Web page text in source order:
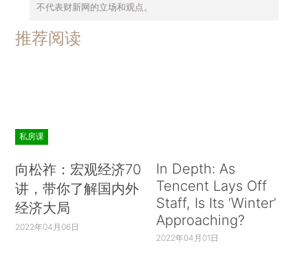
不代表财新网的立场和观点。
推荐阅读
私房课
向松祚：宏观经济70
讲，带你了解国内外
经济大局
2022年04月06日
In Depth: As
Tencent Lays Off
Staff, Is Its ‘Winter’
Approaching?
2022年04月01日